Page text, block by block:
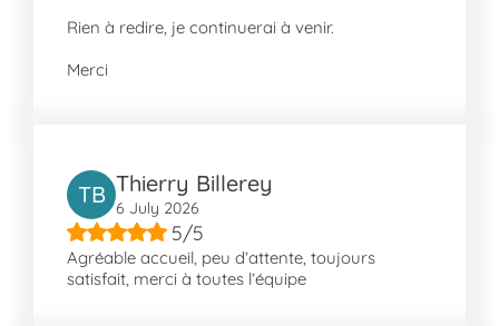
À propos de Bischheim
Bischheim est un quartier vivant et bien
Résistance et le Parc Guirbaden. Proche de
La Robertsau et de Neudorf, Bischheim
dispose de bonnes infrastructures, incluant
des squares comme celui de la Glacière ou
Tivoli. En outre, les arrêts de transport tels
Rien à redire, je continuerai à venir.
Merci
TB Thierry Billerey
6 July 2026
5/5
Agréable accueil, peu d’attente, toujours
satisfait, merci à toutes l’équipe